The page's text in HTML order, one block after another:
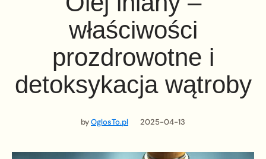
właściwości
prozdrowotne i
detoksykacja wątroby
byOglosTo.pl 2025-04-13